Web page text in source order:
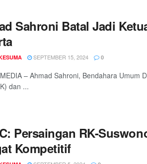
Sahroni Batal Jadi
SEPTEMBER 15, 2024 0
– Ahmad Sahroni, Bendahara Umum
dan ...
Persaingan RK-
Kompetitif